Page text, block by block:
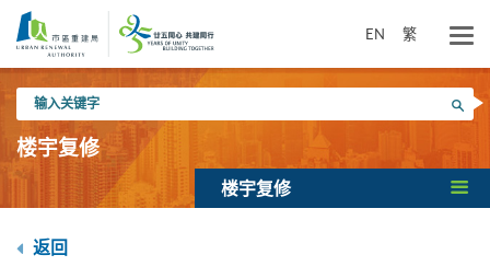
内
EN 繁
入
关
键
搜寻
楼宇复修
楼宇复修
返回